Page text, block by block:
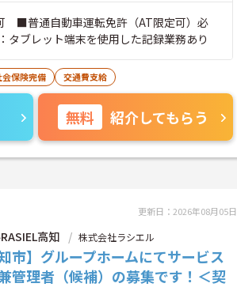
普通自動車運転免許（AT限定可）必
ブレット端末を使用した記録業務あり
会保険完備 交通費支給
無料 紹介してもらう
更新日：2026年08月05日
高知 株式会社ラシエル
市】グループホームにてサービス
管理者（候補）の募集です！＜契